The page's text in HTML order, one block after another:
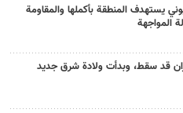
يستهدف المنطقة بأكملها والمقاومة
المواجهة
قد سقط، وبدأت ولادة شرق جديد